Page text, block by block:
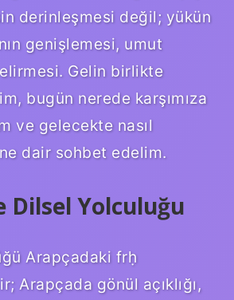
derinleşmesi değil; yükün
genişlemesi, umut
belirmesi. Gelin birlikte
bugün nerede karşımıza
ve gelecekte nasıl
dair sohbet edelim.
Dilsel Yolculuğu
Arapçadaki frḥ
Arapçada gönül açıklığı,